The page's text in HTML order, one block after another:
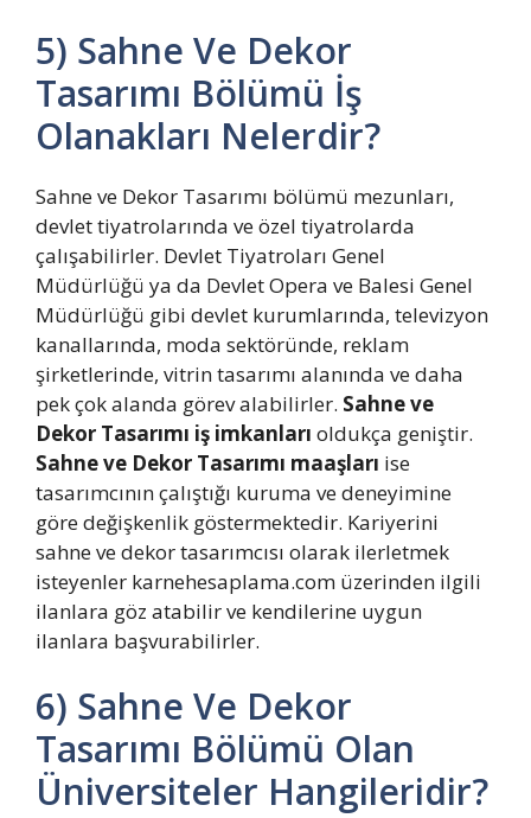
5) Sahne Ve Dekor
Tasarımı Bölümü İş
Olanakları Nelerdir?
Sahne ve Dekor Tasarımı bölümü mezunları,
devlet tiyatrolarında ve özel tiyatrolarda
çalışabilirler. Devlet Tiyatroları Genel
Müdürlüğü ya da Devlet Opera ve Balesi Genel
Müdürlüğü gibi devlet kurumlarında, televizyon
kanallarında, moda sektöründe, reklam
şirketlerinde, vitrin tasarımı alanında ve daha
pek çok alanda görev alabilirler. Sahne ve
Dekor Tasarımı iş imkanları oldukça geniştir.
Sahne ve Dekor Tasarımı maaşları ise
tasarımcının çalıştığı kuruma ve deneyimine
göre değişkenlik göstermektedir. Kariyerini
sahne ve dekor tasarımcısı olarak ilerletmek
isteyenler karnehesaplama.com üzerinden ilgili
ilanlara göz atabilir ve kendilerine uygun
ilanlara başvurabilirler.
6) Sahne Ve Dekor
Tasarımı Bölümü Olan
Üniversiteler Hangileridir?